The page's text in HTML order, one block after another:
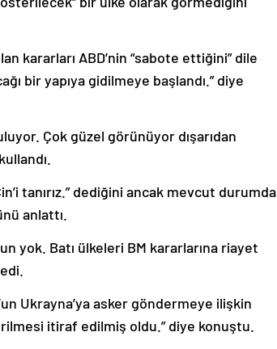
kararları ABD’nin “sabote ettiğini” dile
bir yapıya gidilmeye başlandı.” diye
Çok güzel görünüyor dışarıdan
tanırız.” dediğini ancak mevcut durumda
anlattı.
yok. Batı ülkeleri BM kararlarına riayet
Ukrayna’ya asker göndermeye ilişkin
itiraf edilmiş oldu.” diye konuştu.